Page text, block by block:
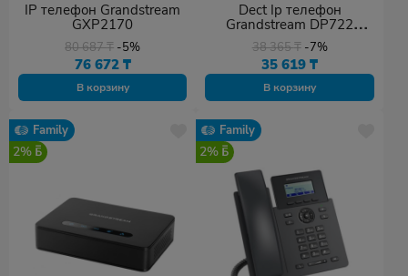
IP телефон Grandstream
GXP2170
80 687₸ -5%
76 672 ₸
В корзину
Dect Ip телефон
Grandstream DP722
серебристый
38 365₸ -7%
35 619₸
В корзину
Family
2%
Family
2%